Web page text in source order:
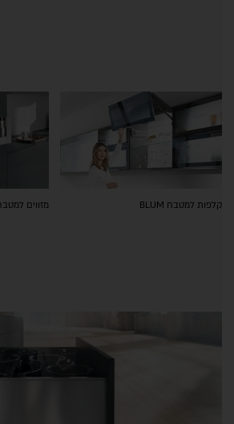
קלפות למטבח BLUM מזווים